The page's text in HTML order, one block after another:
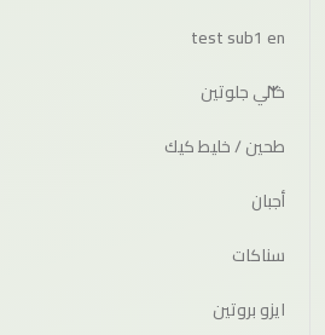
test sub1 en
خالي جلوتين
طحين / خليط كيك
أجبان
سناكات
ايزو بروتين